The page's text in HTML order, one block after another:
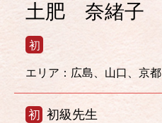
土肥 奈緒子
初
エリア：広島、山口、京都
初 初級先生